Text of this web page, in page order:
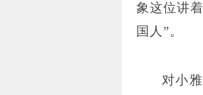
象这位讲
国人”。
对小